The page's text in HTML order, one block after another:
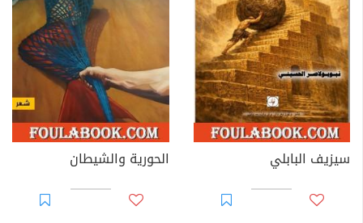
سيزيف البابلي الحورية والشيطان